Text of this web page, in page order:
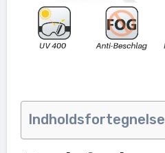
Indholdsfortegnelse